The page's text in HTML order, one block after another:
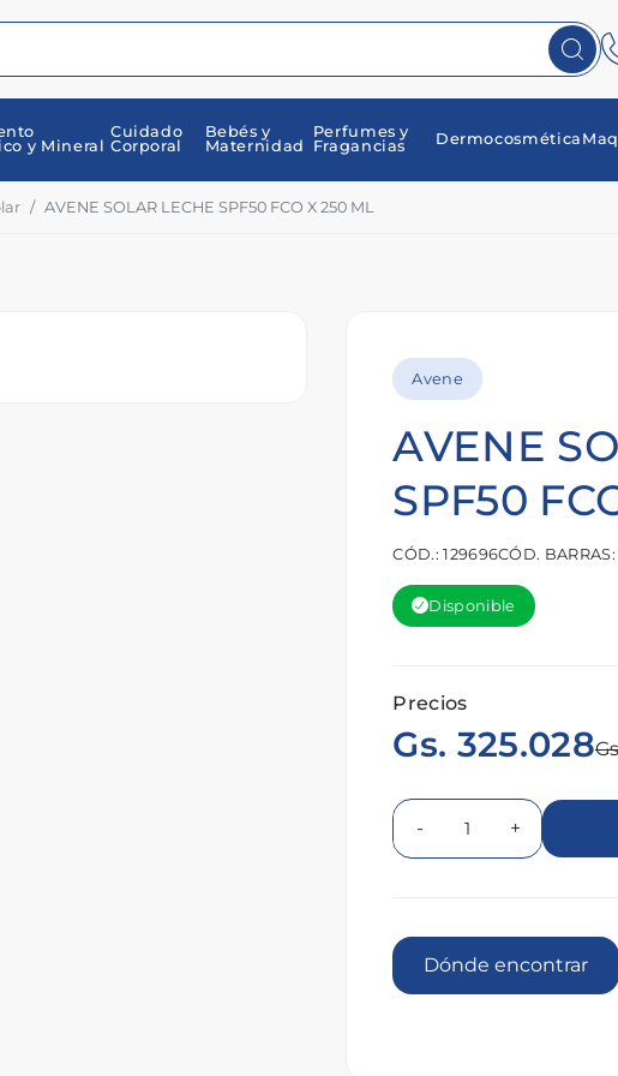
y Mineral
Cuidado
Corporal
Bebés y
Maternidad
Perfumes y
Fragancias
Dermocosmética
AVENE SOLAR LECHE SPF50 FCO X 250 ML
Avene
AVENE
SPF50
CÓD.: 129696CÓD.
Disponible
Precios
Gs. 325.028
- +
Dónde encontrar